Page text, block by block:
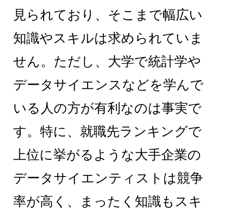
見られており、そこまで幅広い
知識やスキルは求められていま
せん。ただし、大学で統計学や
データサイエンスなどを学んで
いる人の方が有利なのは事実で
す。特に、就職先ランキングで
上位に挙がるような大手企業の
データサイエンティストは競争
率が高く、まったく知識もスキ